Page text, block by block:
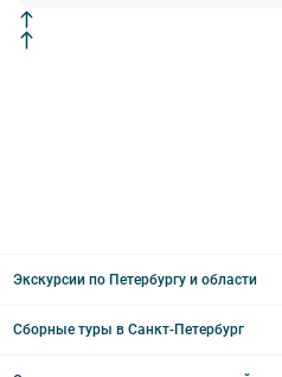
Экскурсии по Петербургу и области
Сборные туры в Санкт-Петербург